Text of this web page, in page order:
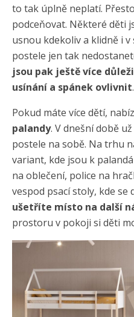
to tak úplně neplatí.
podceňovat. Některé děti
usnou kdekoliv a klidně i v
postele jen tak
jsou pak ještě více
usínání a spánek ovlivnit.
Pokud máte více dětí,
palandy. V dnešní době
postele na sobě. Na trhu
variant, kde jsou k
na oblečení, police na
vespod psací stoly, kde
ušetříte místo na další
prostoru v pokoji si děti